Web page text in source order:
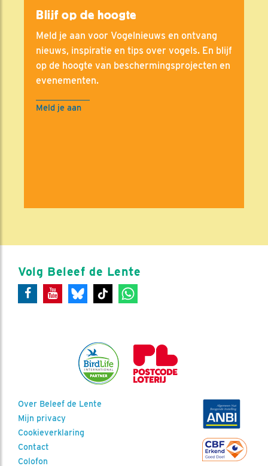
Blijf op de hoogte
Meld je aan voor Vogelnieuws en ontvang
nieuws, inspiratie en tips over vogels. En blijf
op de hoogte van beschermingsprojecten en
evenementen.
Meld je aan
Volg Beleef de Lente
Over Beleef de Lente
Mijn privacy
Cookieverklaring
Contact
Colofon